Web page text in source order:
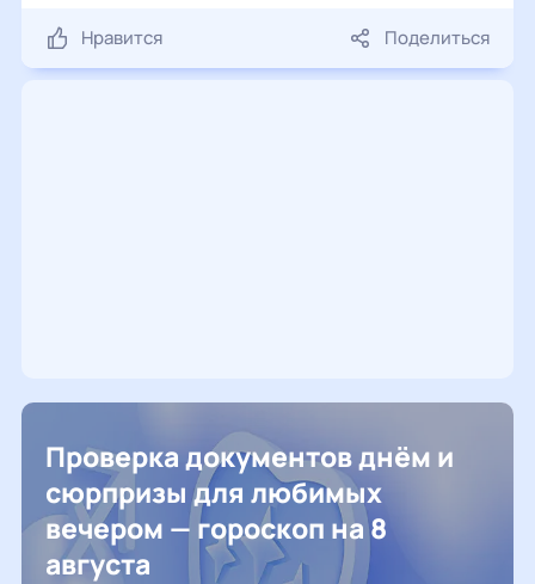
Нравится Поделиться
Проверка документов днём и
сюрпризы для любимых
вечером — гороскоп на 8
августа